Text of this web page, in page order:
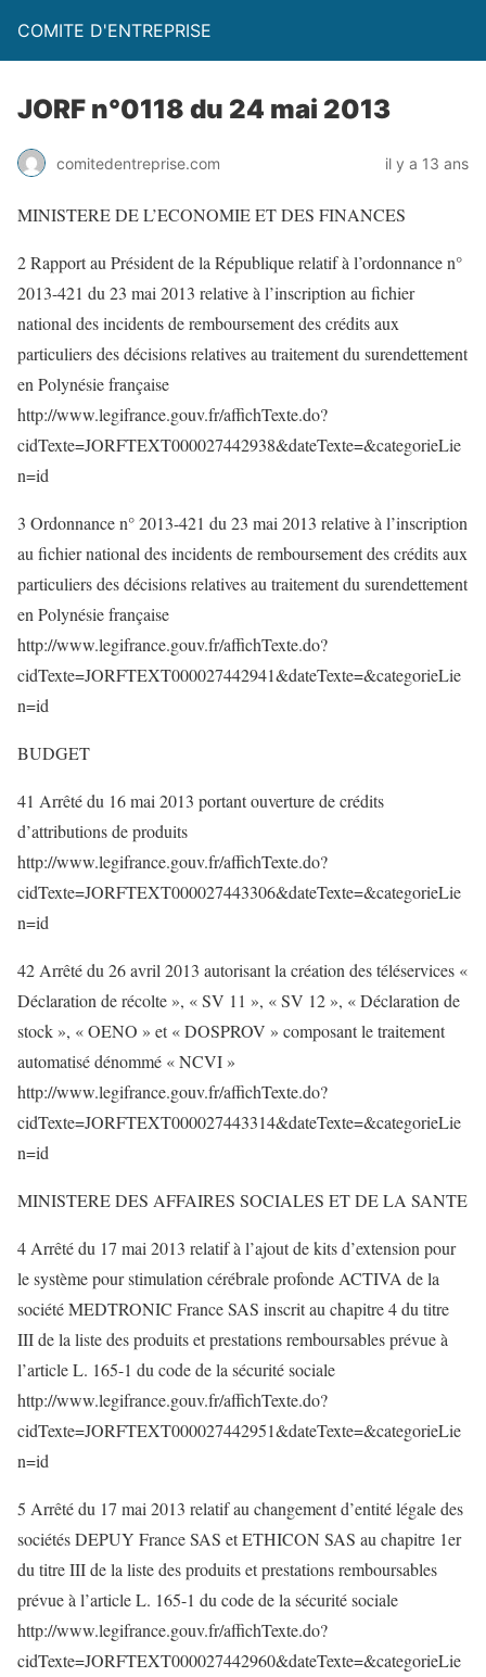
COMITE D'ENTREPRISE
JORF n°0118 du 24 mai 2013
comitedentreprise.com il y a 13 ans
MINISTERE DE L’ECONOMIE ET DES FINANCES
2 Rapport au Président de la République relatif à l’ordonnance n°
2013-421 du 23 mai 2013 relative à l’inscription au fichier
national des incidents de remboursement des crédits aux
particuliers des décisions relatives au traitement du surendettement
en Polynésie française
http://www.legifrance.gouv.fr/affichTexte.do?
cidTexte=JORFTEXT000027442938&dateTexte=&categorieLie
n=id
3 Ordonnance n° 2013-421 du 23 mai 2013 relative à l’inscription
au fichier national des incidents de remboursement des crédits aux
particuliers des décisions relatives au traitement du surendettement
en Polynésie française
http://www.legifrance.gouv.fr/affichTexte.do?
cidTexte=JORFTEXT000027442941&dateTexte=&categorieLie
n=id
BUDGET
41 Arrêté du 16 mai 2013 portant ouverture de crédits
d’attributions de produits
http://www.legifrance.gouv.fr/affichTexte.do?
cidTexte=JORFTEXT000027443306&dateTexte=&categorieLie
n=id
42 Arrêté du 26 avril 2013 autorisant la création des téléservices «
Déclaration de récolte », « SV 11 », « SV 12 », « Déclaration de
stock », « OENO » et « DOSPROV » composant le traitement
automatisé dénommé « NCVI »
http://www.legifrance.gouv.fr/affichTexte.do?
cidTexte=JORFTEXT000027443314&dateTexte=&categorieLie
n=id
MINISTERE DES AFFAIRES SOCIALES ET DE LA SANTE
4 Arrêté du 17 mai 2013 relatif à l’ajout de kits d’extension pour
le système pour stimulation cérébrale profonde ACTIVA de la
société MEDTRONIC France SAS inscrit au chapitre 4 du titre
III de la liste des produits et prestations remboursables prévue à
l’article L. 165-1 du code de la sécurité sociale
http://www.legifrance.gouv.fr/affichTexte.do?
cidTexte=JORFTEXT000027442951&dateTexte=&categorieLie
n=id
5 Arrêté du 17 mai 2013 relatif au changement d’entité légale des
sociétés DEPUY France SAS et ETHICON SAS au chapitre 1er
du titre III de la liste des produits et prestations remboursables
prévue à l’article L. 165-1 du code de la sécurité sociale
http://www.legifrance.gouv.fr/affichTexte.do?
cidTexte=JORFTEXT000027442960&dateTexte=&categorieLie